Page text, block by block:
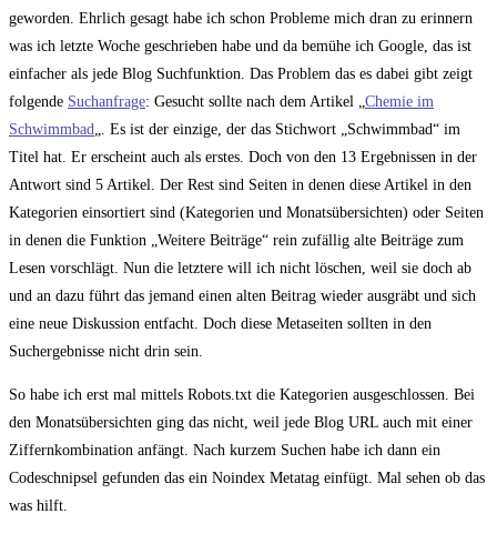
geworden. Ehrlich gesagt habe ich schon Probleme mich dran zu erinnern
was ich letzte Woche geschrieben habe und da bemühe ich Google, das ist
einfacher als jede Blog Suchfunktion. Das Problem das es dabei gibt zeigt
folgende Suchanfrage: Gesucht sollte nach dem Artikel „ Chemie im
Schwimmbad
„. Es ist der einzige, der das Stichwort „Schwimmbad“ im
Titel hat. Er erscheint auch als erstes. Doch von den 13 Ergebnissen in der
Antwort sind 5 Artikel. Der Rest sind Seiten in denen diese Artikel in den
Kategorien einsortiert sind (Kategorien und Monatsübersichten) oder Seiten
in denen die Funktion „Weitere Beiträge“ rein zufällig alte Beiträge zum
Lesen vorschlägt. Nun die letztere will ich nicht löschen, weil sie doch ab
und an dazu führt das jemand einen alten Beitrag wieder ausgräbt und sich
eine neue Diskussion entfacht. Doch diese Metaseiten sollten in den
Suchergebnisse nicht drin sein.
So habe ich erst mal mittels Robots.txt die Kategorien ausgeschlossen. Bei
den Monatsübersichten ging das nicht, weil jede Blog URL auch mit einer
Ziffernkombination anfängt. Nach kurzem Suchen habe ich dann ein
Codeschnipsel gefunden das ein Noindex Metatag einfügt. Mal sehen ob das
was hilft.